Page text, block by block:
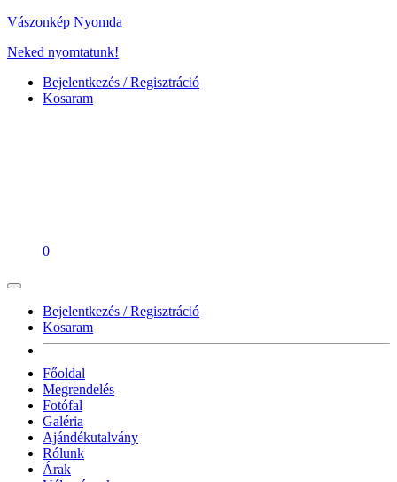
Vászonkép Nyomda
Neked nyomtatunk!
Bejelentkezés / Regisztráció
Kosaram
0
Bejelentkezés / Regisztráció
Kosaram
Főoldal
Megrendelés
Fotófal
Galéria
Ajándékutalvány
Rólunk
Árak